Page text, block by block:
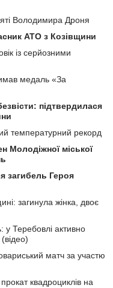
Володимира Дроня
АТО з Козівщини
із серйозними
медаль «За
підтвердилася
температурний рекорд
Молодіжної міської
загибель Героя
загинула жінка, двоє
у Теребовлі активно
матч за участю
квадроциклів на